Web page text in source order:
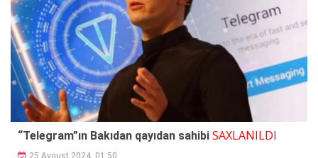
“Telegram”ın Bakıdan qayıdan sahibi SAXLANILDI